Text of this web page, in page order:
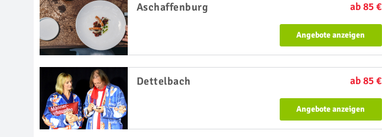
Aschaffenburg ab 85 €
Angebote anzeigen
Dettelbach ab 85 €
Angebote anzeigen